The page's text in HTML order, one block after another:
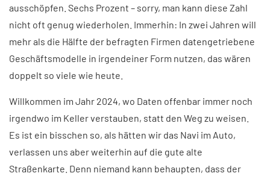
ausschöpfen. Sechs Prozent – sorry, man kann diese Zahl
nicht oft genug wiederholen. Immerhin: In zwei Jahren will
mehr als die Hälfte der befragten Firmen datengetriebene
Geschäftsmodelle in irgendeiner Form nutzen, das wären
doppelt so viele wie heute.
Willkommen im Jahr 2024, wo Daten offenbar immer noch
irgendwo im Keller verstauben, statt den Weg zu weisen.
Es ist ein bisschen so, als hätten wir das Navi im Auto,
verlassen uns aber weiterhin auf die gute alte
Straßenkarte. Denn niemand kann behaupten, dass der